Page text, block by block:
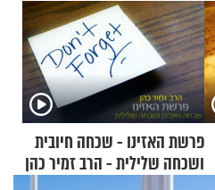
פרשת האזינו - שכחה חיובית
ושכחה שלילית - הרב זמיר כהן